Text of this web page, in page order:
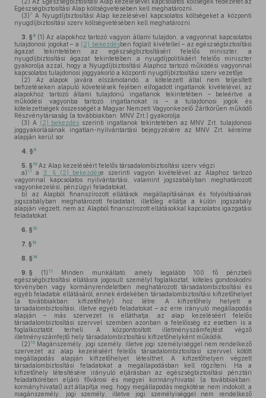
Egészségbiztosítási Alap költségvetésében kell meghatározni.
(3)7 A Nyugdíjbiztosítási Alap kezelésével kapcsolatos költségeket a központi
nyugdíjbiztosítási szerv költségvetésében kell meghatározni.
3. § 8 (1) Az alapokhoz tartozó vagyon állami tulajdon, a vagyonnal kapcsolatos
tulajdonosi jogokat – a (2) bekezdésben foglalt kivétellel – az egészségbiztosítási
ágazat tekintetében az egészségbiztosításért felelős miniszter, a
nyugdíjbiztosítási ágazat tekintetében a nyugdíjpolitikáért felelős miniszter
gyakorolja azzal, hogy a Nyugdíjbiztosítási Alaphoz tartozó működési vagyonnal
kapcsolatos tulajdonosi joggyakorló a központi nyugdíjbiztosítási szerv vezetője.
(2) Az alapok javára elszámolandó, a kötelezett által nem teljesített
befizetéseken alapuló követelések fejében elfogadott ingatlanok kivételével, az
alapokhoz tartozó állami tulajdonú ingatlanok tekintetében – beleértve a
működési vagyonba tartozó ingatlanokat is – a tulajdonosi jogok és
kötelezettségek összességét a Magyar Nemzeti Vagyonkezelő Zártkörűen működő
Részvénytársaság (a továbbiakban: MNV Zrt.) gyakorolja.
(3) A (2) bekezdés szerinti ingatlanok tekintetében az MNV Zrt. tulajdonosi
joggyakorlásának ingatlan-nyilvántartási bejegyzésére az MNV Zrt. kérelme
alapján kerül sor.
4. § 9
5. § 10 Az Alap kezeléséért felelős társadalombiztosítási szerv végzi
a) 11 a 3. § (2) bekezdése szerinti vagyon kivételével az Alaphoz tartozó
vagyonnal kapcsolatos nyilvántartási, valamint jogszabályban meghatározott
vagyonkezelési, pénzügyi feladatokat,
b) az Alapból finanszírozott ellátások megállapításának és folyósításának
jogszabályban meghatározott feladatait, illetőleg ellátja a külön jogszabály
alapján végzett, nem az Alapból finanszírozott ellátásokkal kapcsolatos igazgatási
feladatokat.
6. § 12
7. § 13
8. § 14
9. § (1) 15Minden munkáltató, amely legalább 100 fő pénzbeli
egészségbiztosítási ellátásra jogosult személyt foglalkoztat, köteles gondoskodni
törvényben vagy kormányrendeletben meghatározott társadalombiztosítási és
egyéb feladatok ellátásáról, ennek érdekében társadalombiztosítási kifizetőhelyet
(a továbbiakban: kifizetőhely) hoz létre. A kifizetőhely helyett a
társadalombiztosítási, illetve egyéb feladatokat – az erre irányuló megállapodás
alapján – más szervezet is elláthatja; az alap kezeléséért felelős
társadalombiztosítási szervvel szemben azonban a felelősség ez esetben is a
foglalkoztatót terheli. A központosított illetményszámfejtést végző
illetményszámfejtő hely társadalombiztosítási kifizetőhelyként működik.
(2) 16 Magánszemély, jogi személy, illetve jogi személyiséggel nem rendelkező
szervezet az alap kezeléséért felelős társadalombiztosítási szervvel kötött
megállapodás alapján kifizetőhelyet létesíthet. A kifizetőhelyen végzett
társadalombiztosítási feladatokat a megállapodásban kell rögzíteni. Ha a
kifizetőhely létesítésére irányuló eljárásban az egészségbiztosítási pénztári
feladatkörében eljáró fővárosi és megyei kormányhivatal (a továbbiakban:
kormányhivatal) azt állapítja meg, hogy megállapodás megkötése nem indokolt, a
magánszemély, jogi személy, illetve jogi személyiséggel nem rendelkező